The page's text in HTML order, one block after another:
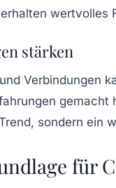
wertvolles
stärken
Verbindungen
sondern ein
für